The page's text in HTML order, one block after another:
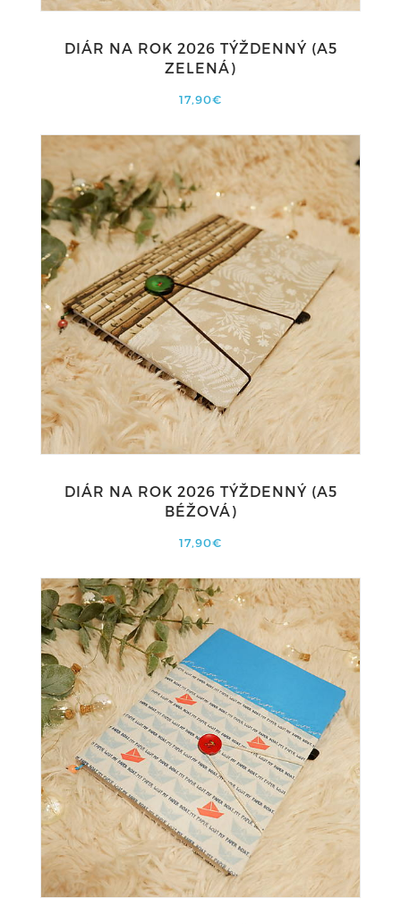
DIÁR NA ROK 2026 TÝŽDENNÝ (A5
ZELENÁ)
17,90€
DIÁR NA ROK 2026 TÝŽDENNÝ (A5
BÉŽOVÁ)
17,90€